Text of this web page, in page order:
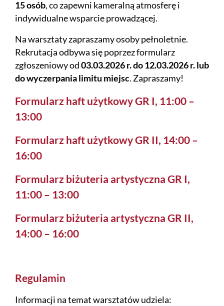
15 osób, co zapewni kameralną atmosferę i
indywidualne wsparcie prowadzącej.
Na warsztaty zapraszamy osoby pełnoletnie.
Rekrutacja odbywa się poprzez formularz
zgłoszeniowy od03.03.2026 r. do 12.03.2026 r. lub
do wyczerpania limitu miejsc. Zapraszamy!
Formularz haft użytkowy GR I, 11:00 –
13:00
Formularz haft użytkowy GR II, 14:00 –
16:00
Formularz biżuteria artystyczna GR I,
11:00 – 13:00
Formularz biżuteria artystyczna GR II,
14:00 – 16:00
Regulamin
Informacji na temat warsztatów udziela: